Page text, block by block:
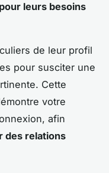
leurs besoins
de leur profil
pour susciter une
Cette
votre
afin
des relations